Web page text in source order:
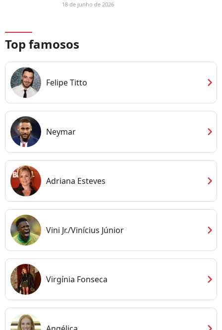
18 de junho de 2026
Top famosos
Felipe Titto chevron_right
Neymar chevron_right
Adriana Esteves chevron_right
Vini Jr./Vinícius Júnior chevron_right
Virgínia Fonseca chevron_right